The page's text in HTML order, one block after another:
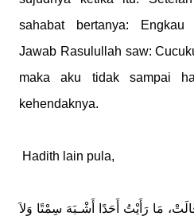
sahabat bertanya: Engkau
Jawab Rasulullah saw:
maka aku tidak sampai
kehendaknya.
Hadith lain pula,
مَا رَأَيْتُ أَحَدًا أَشْـبَهَ سِمْتًا وَلاَ